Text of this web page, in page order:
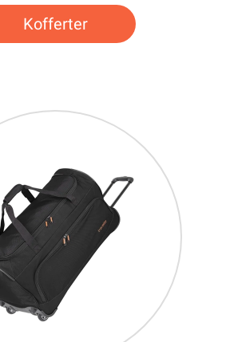
Kofferter